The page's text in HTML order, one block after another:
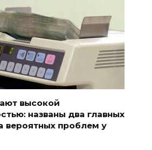
высокой
названы два главных
вероятных проблем у